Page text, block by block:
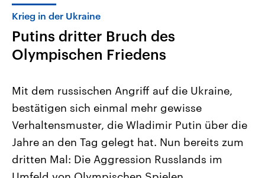
Themen
Landtagswahl Sachsen-Anhalt
2026
Alle Informationen
Sachsen-Anhalt wählt am 6.
September 2026 einen neuen
Landtag. Seit 2021 wird das
Bundesland von einer Koalition aus
USA
Aktuelle Beiträge,
Hintergründe
Wirtschaftlich und
gehören die Vereinigten
den mächtigsten Ländern
mit großem Einfluss auf
Krieg in der Ukraine
Putins dritter Bruch des
Olympischen Friedens
Mit dem russischen Angriff auf die Ukraine,
bestätigen sich einmal mehr gewisse
Verhaltensmuster, die Wladimir Putin über die
Jahre an den Tag gelegt hat. Nun bereits zum
dritten Mal: Die Aggression Russlands im